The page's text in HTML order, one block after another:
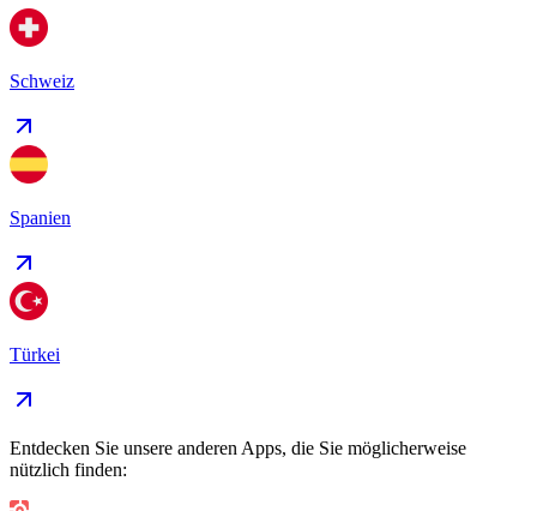
Schweiz
Spanien
Türkei
Entdecken Sie unsere anderen Apps, die Sie möglicherweise
nützlich finden: